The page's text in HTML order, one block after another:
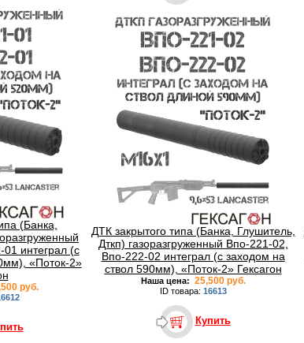
(Банка,
интеграл (с
«Поток-2»
руб.
ДТК закрытого типа (Банка, Глушитель,
Дткп) газоразгруженный Впо-221-02,
Впо-222-02 интеграл (с заходом на
ствол 590мм), «Поток-2» Гексагон
Наша цена: 25,500 руб.
ID товара: 16613
Купить